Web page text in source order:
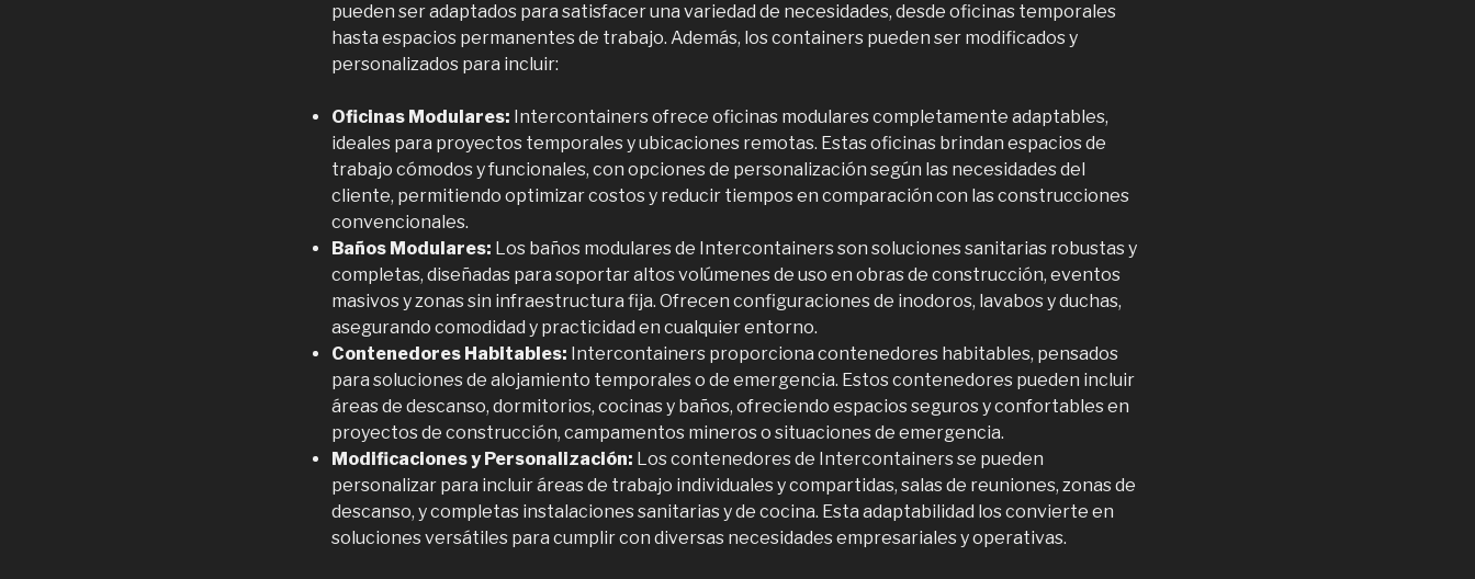
pueden ser adaptados para satisfacer una variedad de necesidades, desde oficinas temporales
hasta espacios permanentes de trabajo. Además, los containers pueden ser modificados y
personalizados para incluir:
Oficinas Modulares: Intercontainers ofrece oficinas modulares completamente adaptables,
ideales para proyectos temporales y ubicaciones remotas. Estas oficinas brindan espacios de
trabajo cómodos y funcionales, con opciones de personalización según las necesidades del
cliente, permitiendo optimizar costos y reducir tiempos en comparación con las construcciones
convencionales.
Baños Modulares: Los baños modulares de Intercontainers son soluciones sanitarias robustas y
completas, diseñadas para soportar altos volúmenes de uso en obras de construcción, eventos
masivos y zonas sin infraestructura fija. Ofrecen configuraciones de inodoros, lavabos y duchas,
asegurando comodidad y practicidad en cualquier entorno.
Contenedores Habitables: Intercontainers proporciona contenedores habitables, pensados
para soluciones de alojamiento temporales o de emergencia. Estos contenedores pueden incluir
áreas de descanso, dormitorios, cocinas y baños, ofreciendo espacios seguros y confortables en
proyectos de construcción, campamentos mineros o situaciones de emergencia.
Modificaciones y Personalización: Los contenedores de Intercontainers se pueden
personalizar para incluir áreas de trabajo individuales y compartidas, salas de reuniones, zonas de
descanso, y completas instalaciones sanitarias y de cocina. Esta adaptabilidad los convierte en
soluciones versátiles para cumplir con diversas necesidades empresariales y operativas.